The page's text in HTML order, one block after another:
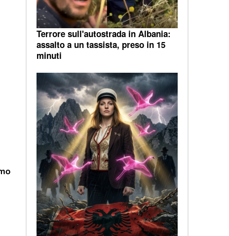
Terrore sull'autostrada in Albania:
assalto a un tassista, preso in 15
minuti